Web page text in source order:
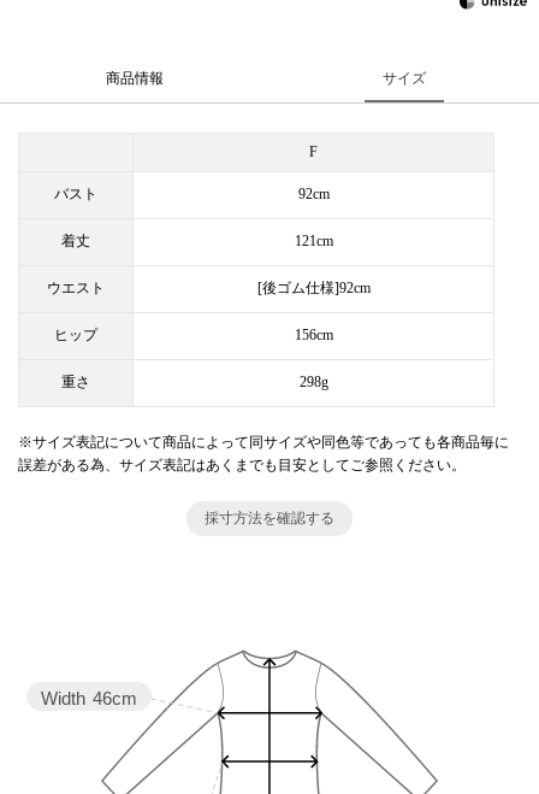
商品情報 サイズ
バスト
着丈
ウエスト
ヒップ
重さ
F
92cm
121cm
[後ゴム仕様]92cm
156cm
298g
※サイズ表記について商品によって同サイズや同色等であっても各商品毎に
誤差がある為、サイズ表記はあくまでも目安としてご参照ください。
採寸方法を確認する
Width 46cm